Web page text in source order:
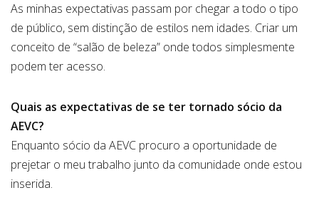
As minhas expectativas passam por chegar a todo o tipo
de público, sem distinção de estilos nem idades. Criar um
conceito de “salão de beleza” onde todos simplesmente
podem ter acesso.
Quais as expectativas de se ter tornado sócio da
AEVC?
Enquanto sócio da AEVC procuro a oportunidade de
prejetar o meu trabalho junto da comunidade onde estou
inserida.